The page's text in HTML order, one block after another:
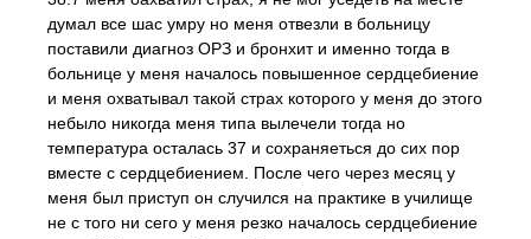
думал все шас умру но меня отвезли в больницу
поставили диагноз ОРЗ и бронхит и именно тогда в
больнице у меня началось повышенное сердцебиение
и меня охватывал такой страх которого у меня до этого
небыло никогда меня типа вылечели тогда но
температура осталась 37 и сохраняеться до сих пор
вместе с сердцебиением. После чего через месяц у
меня был приступ он случился на практике в училище
не с того ни сего у меня резко началось сердцебиение